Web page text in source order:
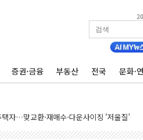
증권·금융 부동산 전국 문화·
에 미 국채금리·달러 동반 상승…시장, 美
끝날 것"…군수품 부족설 일축 "막대한 무기
로 실적 방어…다음 과제는 '외형 확대'
자…맞교환·재매수·다운사이징 '저울질'
해협 통항 제한 검토에 유가 3% 급등…금